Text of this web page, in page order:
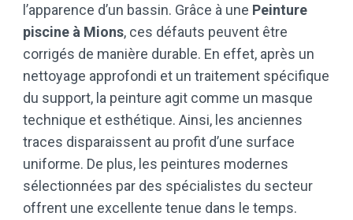
l’apparence d’un bassin. Grâce à une Peinture
piscine à Mions, ces défauts peuvent être
corrigés de manière durable. En effet, après un
nettoyage approfondi et un traitement spécifique
du support, la peinture agit comme un masque
technique et esthétique. Ainsi, les anciennes
traces disparaissent au profit d’une surface
uniforme. De plus, les peintures modernes
sélectionnées par des spécialistes du secteur
offrent une excellente tenue dans le temps.